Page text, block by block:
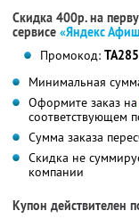
Скидка 400р. на
сервисе «Яндекс
Промокод:
Минимальная
Оформите заказ на
соответствующем
Сумма заказа
Скидка не
компании
Купон действителен